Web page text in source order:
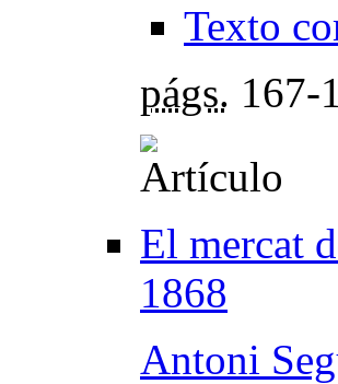
Texto
págs. 167-
El mercat
1868
Antoni